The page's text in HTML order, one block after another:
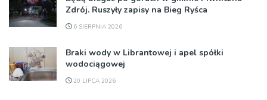
Zdrój. Ruszyły zapisy na Bieg Ryśca
6 SIERPNIA 2026
Braki wody w Librantowej i apel spółki
wodociągowej
20 LIPCA 2026